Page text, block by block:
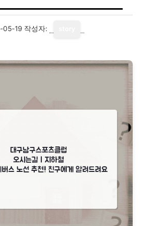
05-19 작성자: